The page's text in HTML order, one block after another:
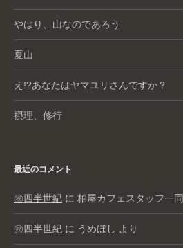
やはり、山なのであろう
夏山
え!?あなたはヤマユリさんですか？
摂理、修行
最近のコメント
㊗️四半世紀 に 柏屋カフェスタッフ一同
㊗️四半世紀 に うめぼし より